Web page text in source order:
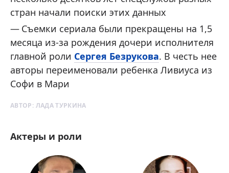
стран начали поиски этих данных
Съемки сериала были прекращены на 1,5
месяца из-за рождения дочери исполнителя
главной роли Сергея Безрукова. В честь нее
авторы переименовали ребенка Ливиуса из
Софи в Мари
АВТОР: ЛАДА ТУРКИНА
Актеры и роли